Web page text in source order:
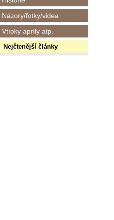
Názory/fotky/videa
Vtípky apríly atp.
Nejčtenější články